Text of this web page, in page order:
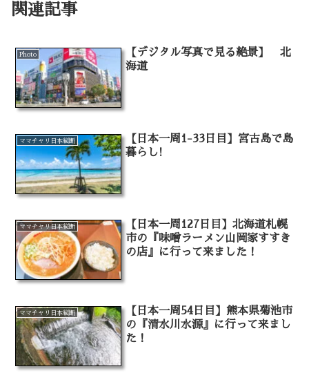
関連記事
Photo
【デジタル写真で見る絶景】 北
海道
ママチャリ日本縦断
【日本一周1-33日目】宮古島で島
暮らし!
ママチャリ日本縦断
【日本一周127日目】北海道札幌
市の『味噌ラーメン山岡家すすき
の店』に行って来ました！
ママチャリ日本縦断
【日本一周54日目】熊本県菊池市
の『清水川水源』に行って来まし
た！